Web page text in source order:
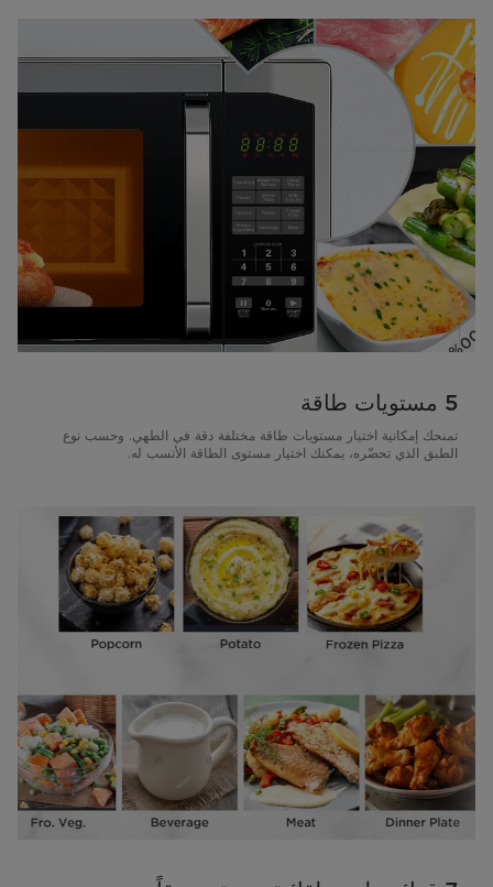
5 مستويات طاقة
تمنحك إمكانية اختيار مستويات طاقة مختلفة دقة في الطهي. وحسب نوع
الطبق الذي تحضّره، يمكنك اختيار مستوى الطاقة الأنسب له.